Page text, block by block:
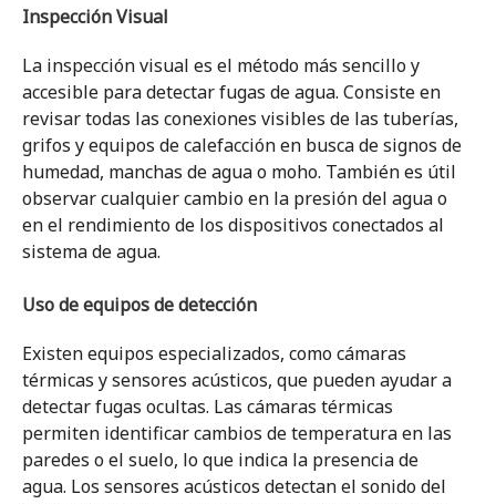
Inspección Visual
La inspección visual es el método más sencillo y
accesible para detectar fugas de agua. Consiste en
revisar todas las conexiones visibles de las tuberías,
grifos y equipos de calefacción en busca de signos de
humedad, manchas de agua o moho. También es útil
observar cualquier cambio en la presión del agua o
en el rendimiento de los dispositivos conectados al
sistema de agua.
Uso de equipos de detección
Existen equipos especializados, como cámaras
térmicas y sensores acústicos, que pueden ayudar a
detectar fugas ocultas. Las cámaras térmicas
permiten identificar cambios de temperatura en las
paredes o el suelo, lo que indica la presencia de
agua. Los sensores acústicos detectan el sonido del